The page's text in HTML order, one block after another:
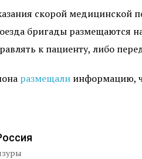
скорой
бригады размещаются
к пациенту, либо
размещали информацию,